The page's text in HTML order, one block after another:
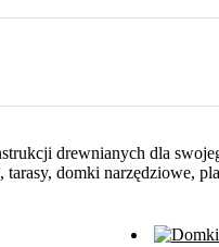
drewnianych dla
domki narzędziowe,